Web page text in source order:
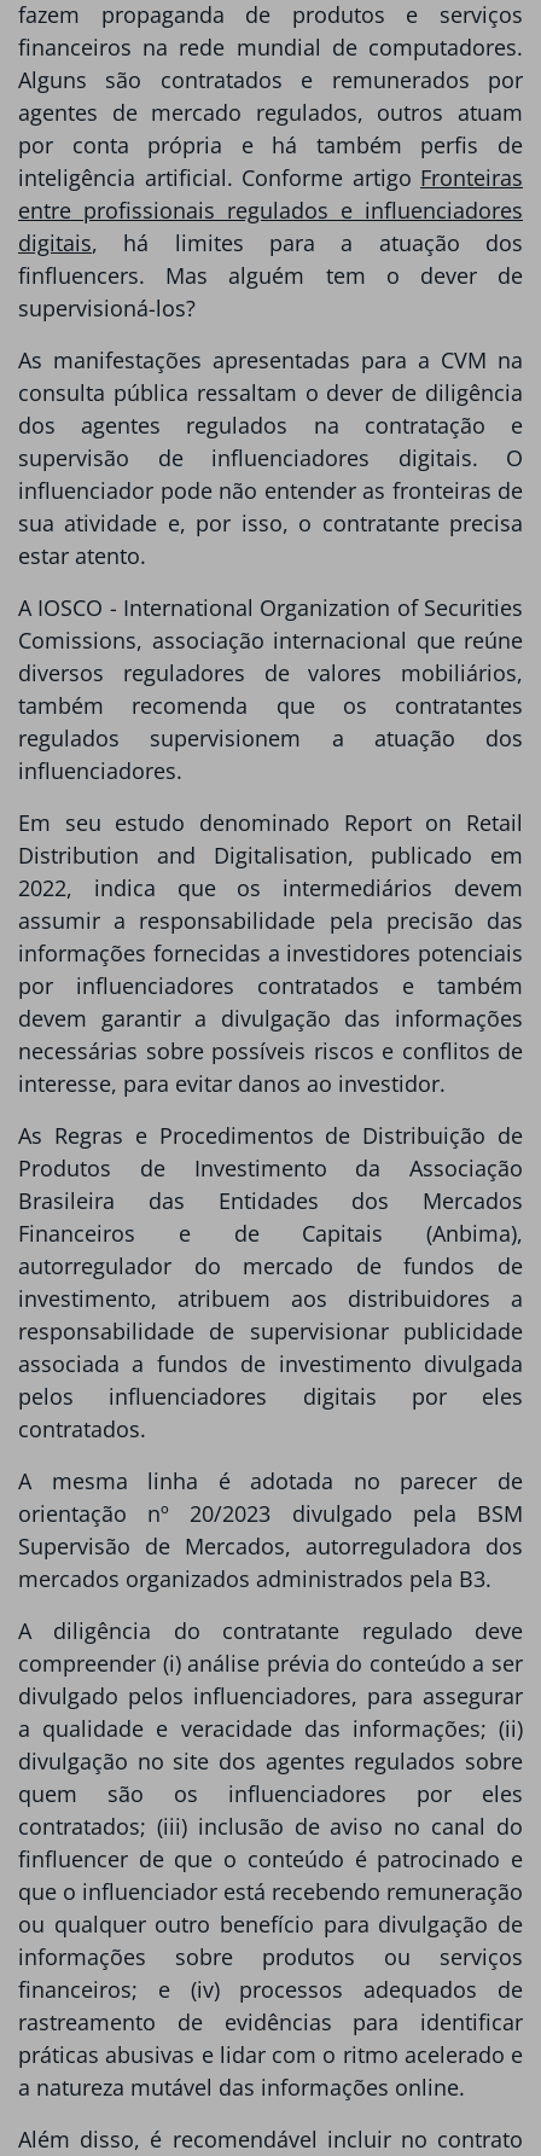
fazem propaganda de produtos e serviços
financeiros na rede mundial de computadores.
Alguns são contratados e remunerados por
agentes de mercado regulados, outros atuam
por conta própria e há também perfis de
inteligência artificial. Conforme artigo Fronteiras
entre profissionais regulados e influenciadores
digitais, há limites para a atuação dos
finfluencers. Mas alguém tem o dever de
supervisioná-los?
As manifestações apresentadas para a CVM na
consulta pública ressaltam o dever de diligência
dos agentes regulados na contratação e
supervisão de influenciadores digitais. O
influenciador pode não entender as fronteiras de
sua atividade e, por isso, o contratante precisa
estar atento.
A IOSCO - International Organization of Securities
Comissions, associação internacional que reúne
diversos reguladores de valores mobiliários,
também recomenda que os contratantes
regulados supervisionem a atuação dos
influenciadores.
Em seu estudo denominado Report on Retail
Distribution and Digitalisation, publicado em
2022, indica que os intermediários devem
assumir a responsabilidade pela precisão das
informações fornecidas a investidores potenciais
por influenciadores contratados e também
devem garantir a divulgação das informações
necessárias sobre possíveis riscos e conflitos de
interesse, para evitar danos ao investidor.
As Regras e Procedimentos de Distribuição de
Produtos de Investimento da Associação
Brasileira das Entidades dos Mercados
Financeiros e de Capitais (Anbima),
autorregulador do mercado de fundos de
investimento, atribuem aos distribuidores a
responsabilidade de supervisionar publicidade
associada a fundos de investimento divulgada
pelos influenciadores digitais por eles
contratados.
A mesma linha é adotada no parecer de
orientação nº 20/2023 divulgado pela BSM
Supervisão de Mercados, autorreguladora dos
mercados organizados administrados pela B3.
A diligência do contratante regulado deve
compreender (i) análise prévia do conteúdo a ser
divulgado pelos influenciadores, para assegurar
a qualidade e veracidade das informações; (ii)
divulgação no site dos agentes regulados sobre
quem são os influenciadores por eles
contratados; (iii) inclusão de aviso no canal do
finfluencer de que o conteúdo é patrocinado e
que o influenciador está recebendo remuneração
ou qualquer outro benefício para divulgação de
informações sobre produtos ou serviços
financeiros; e (iv) processos adequados de
rastreamento de evidências para identificar
práticas abusivas e lidar com o ritmo acelerado e
a natureza mutável das informações online.
Além disso, é recomendável incluir no contrato